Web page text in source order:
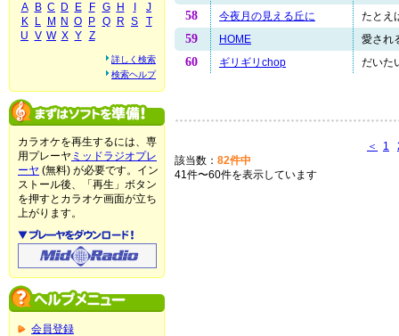
A
B C D E F G H
J
K
L M N O P Q R S
T
U V W X Y Z
詳しく検索
検索ヘルプ
カラオケを再生するには、専
用プレーヤ ミッドラジオプレ
ーヤ (無料) が必要です。イン
ストール後、「再生」ボタン
を押すとカラオケ画面が立ち
上がります。
会員登録
58 今夜月の見える丘に たとえ
59 HOME 愛され
60 ギリギリchop だいた
＜ 1
該当数： 82件中
41件〜60件を表示しています